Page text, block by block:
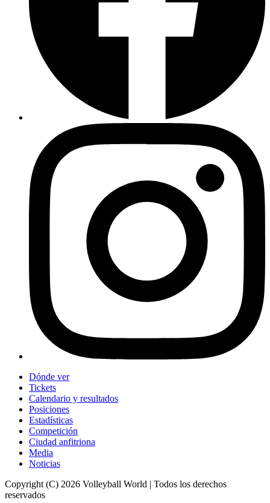
Dónde ver
Tickets
Calendario y resultados
Posiciones
Estadísticas
Competición
Ciudad anfitriona
Media
Noticias
Copyright (C) 2026 Volleyball World | Todos los derechos
reservados